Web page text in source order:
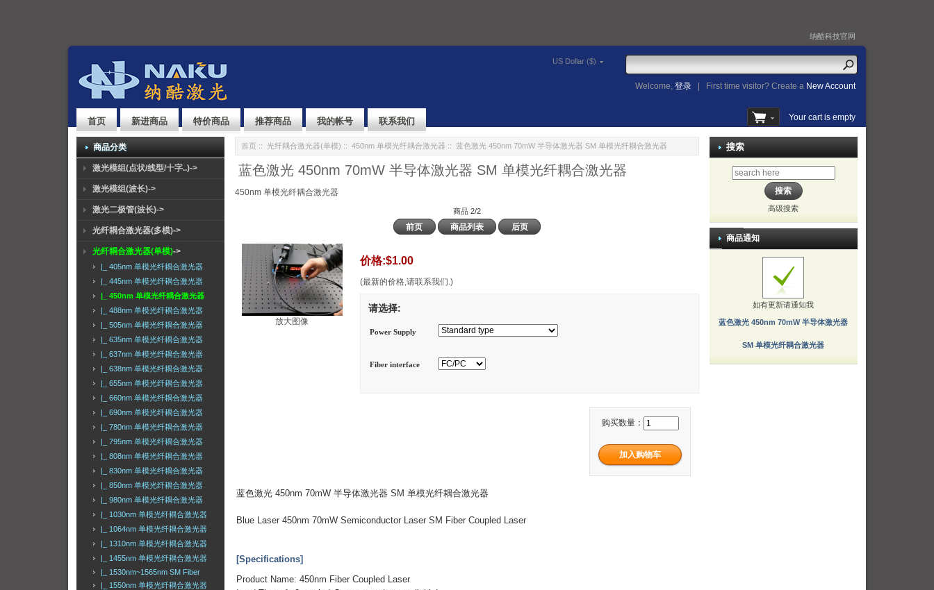
纳酷科技官网
US Dollar ($)
Welcome,登录 First time visitor? Create a New Account
首页 新进商品 特价商品 推荐商品 我的帐号 联系我们 Your cart is empty
商品分类
激光模组(点状/线型/十字..)->
激光模组(波长)->
激光二极管(波长)->
光纤耦合激光器(多模)->
光纤耦合激光器(单模)->
|_ 405nm 单模光纤耦合激光器
|_ 445nm 单模光纤耦合激光器
|_ 450nm 单模光纤耦合激光器
|_ 488nm 单模光纤耦合激光器
|_ 505nm 单模光纤耦合激光器
|_ 635nm 单模光纤耦合激光器
|_ 637nm 单模光纤耦合激光器
|_ 638nm 单模光纤耦合激光器
|_ 655nm 单模光纤耦合激光器
|_ 660nm 单模光纤耦合激光器
|_ 690nm 单模光纤耦合激光器
|_ 780nm 单模光纤耦合激光器
|_ 795nm 单模光纤耦合激光器
|_ 808nm 单模光纤耦合激光器
|_ 830nm 单模光纤耦合激光器
|_ 850nm 单模光纤耦合激光器
|_ 980nm 单模光纤耦合激光器
|_ 1030nm 单模光纤耦合激光器
|_ 1064nm 单模光纤耦合激光器
|_ 1310nm 单模光纤耦合激光器
|_ 1455nm 单模光纤耦合激光器
|_ 1530nm~1565nm SM Fiber
|_ 1550nm 单模光纤耦合激光器
首页 :: 光纤耦合激光器(单模) :: 450nm 单模光纤耦合激光器 :: 蓝色激光 450nm 70mW 半导体激光器 SM 单模光纤耦合激光器
蓝色激光 450nm 70mW 半导体激光器 SM 单模光纤耦合激光器
450nm 单模光纤耦合激光器
商品 2/2
前页 商品列表 后页
放大图像
价格:$1.00
(最新的价格,请联系我们.)
请选择:
Power Supply
Fiber interface
购买数量：
蓝色激光 450nm 70mW 半导体激光器 SM 单模光纤耦合激光器
Blue Laser 450nm 70mW Semiconductor Laser SM Fiber Coupled Laser
[Specifications]
Product Name: 450nm Fiber Coupled Laser
搜索
高级搜索
商品通知
如有更新请通知我
蓝色激光 450nm 70mW 半导体激光器
SM 单模光纤耦合激光器